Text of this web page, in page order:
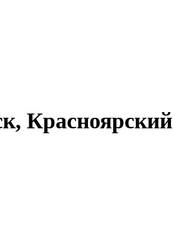
Красноярский